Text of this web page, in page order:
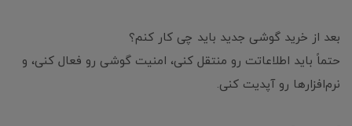
بعد از خرید گوشی جدید باید چی کار کنم؟
حتماً باید اطلاعاتت رو منتقل کنی، امنیت گوشی رو فعال کنی، و
نرم‌افزارها رو آپدیت کنی.